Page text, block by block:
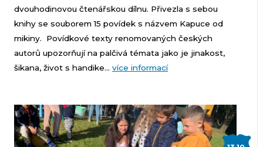
dvouhodinovou čtenářskou dílnu. Přivezla s sebou
knihy se souborem 15 povídek s názvem Kapuce od
mikiny. Povídkové texty renomovaných českých
autorů upozorňují na palčivá témata jako je jinakost,
šikana, život s handike... více informací